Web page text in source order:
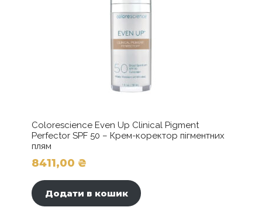
Colorescience Even Up Clinical Pigment
Perfector SPF 50 – Крем-коректор пігментних
плям
8411,00 ₴
Додати в кошик